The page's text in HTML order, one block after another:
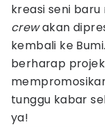
kreasi seni
crewakan
kembali ke
berharap
tunggu kabar
ya!